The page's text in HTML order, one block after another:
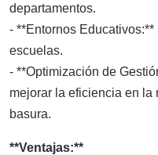
departamentos.
- **Entornos
escuelas.
- **Optimización de
mejorar la eficiencia en
basura.
**Ventajas:**